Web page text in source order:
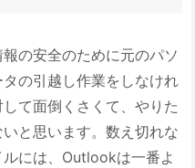
の安全のために元のパソ
の引越し作業をしなけれ
て面倒くさくて、やりた
と思います。数え切れな
には、Outlookは一番よ